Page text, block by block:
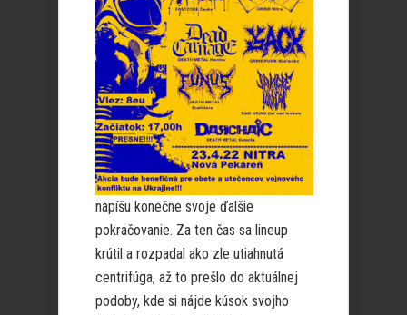
napíšu konečne svoje ďalšie
pokračovanie. Za ten čas sa lineup
krútil a rozpadal ako zle utiahnutá
centrifúga, až to prešlo do aktuálnej
podoby, kde si nájde kúsok svojho